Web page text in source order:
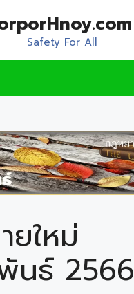
Safety For All
ยใหม่
นธ์ 2566